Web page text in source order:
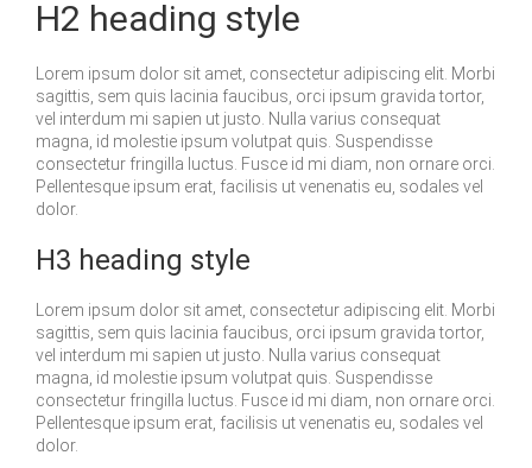
H2 heading style
Lorem ipsum dolor sit amet, consectetur adipiscing elit. Morbi
sagittis, sem quis lacinia faucibus, orci ipsum gravida tortor,
vel interdum mi sapien ut justo. Nulla varius consequat
magna, id molestie ipsum volutpat quis. Suspendisse
consectetur fringilla luctus. Fusce id mi diam, non ornare orci.
Pellentesque ipsum erat, facilisis ut venenatis eu, sodales vel
dolor.
H3 heading style
Lorem ipsum dolor sit amet, consectetur adipiscing elit. Morbi
sagittis, sem quis lacinia faucibus, orci ipsum gravida tortor,
vel interdum mi sapien ut justo. Nulla varius consequat
magna, id molestie ipsum volutpat quis. Suspendisse
consectetur fringilla luctus. Fusce id mi diam, non ornare orci.
Pellentesque ipsum erat, facilisis ut venenatis eu, sodales vel
dolor.